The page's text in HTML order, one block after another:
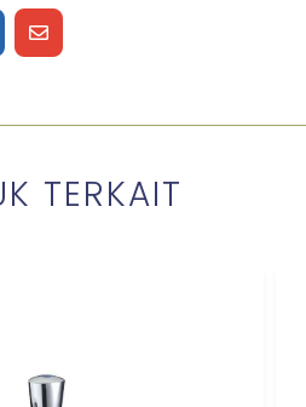
WhatsApp
on LinkedIn
Share on Mail
TERKAIT